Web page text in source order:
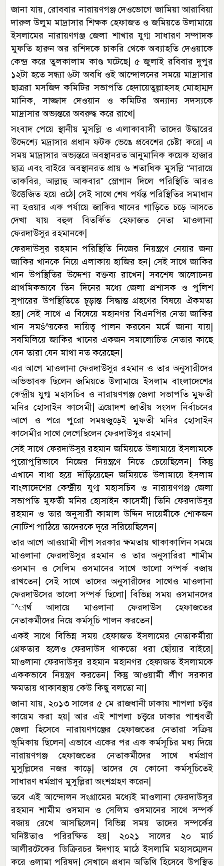
জানা যায়, রোববার নারায়ণগঞ্জ দেওভোগে জামিয়া আরাবিয়া
দারুল উলুম মাদ্রাসার শিক্ষক হেফাজত ও জমিয়তে উলামায়ে
ইসলামের নারায়ণগঞ্জ জেলা শাখার যুগ্ম সাধারণ সম্পাদক
মুফতি হারুন অর রশিদকে চাকরি থেকে অব্যাহতি দেওয়াকে
কেন্দ্র করে তুলকালাম কাণ্ড ঘটেছে| ৫ জুলাই রবিবার দুপুর
১২টা হতে সন্ধ্যা ৬টা অবধি ওই আন্দোলনের সময়ে মাদ্রাসার
ছাত্ররা মসজিদ কমিটির সভাপতি হেদায়েতুল্লাহসহ মোহাম্মদ
মানিক, সাজ্জাদ দেওয়ান ও কমিটির অন্যান্য সদস্যকে
মাদ্রাসার অভ্যন্তরে অবরুদ্ধ করে রাখে|
সংবাদ পেয়ে স্থানীয় মুসল্লি ও এলাকাবাসী তাদের উদ্ধারের
উদ্দেশ্যে মদ্রাসার প্রধান ফটক ভেঙে প্রবেশের চেষ্টা করে| এ
সময় মাদ্রাসার অভ্যন্তরে অবস্থানরত আনুমানিক কয়েক হাজার
ছাত্র এবং বাইরে অবস্থানরত প্রায় ৬ শতাধিক মুসল্লি “নারায়ে
তাকবির, আল্লাহু আকবার” স্লোগান দিলে পরিস্থিতি আরও
উত্তেজিত হয়ে ওঠে| সেই সাথে শেষ পর্যন্ত পরিস্থিতির সমাধান
না হওয়ার এক পর্যায়ে জাকির খানের গাড়িতে চড়ে আসতে
দেখা যায় বহুল বিতর্কিত হেফাজত নেতা মাওলানা
ফেরদাউসুর রহমানকে|
ফেরদাউসুর রহমান পরিস্থিতি নিজের নিয়ন্ত্রণে নেয়ার জন্য
জাকির খানকে নিয়ে এলাকায় হাজির হন| সেই সাথে জাকির
খান উপস্থিতির উদ্দেশ্য বক্তব্য রাখেন| সবশেষ আলোচনয়
প্রাথমিকভাবে তিন দিনের মধ্যে জেলা প্রশাসক ও পুলিশ
সুপারের উপস্থিতিতে চূড়ান্ত সিদ্ধান্ত গ্রহণের বিষয়ে ঐকমত্য
হয়| সেই সাথে এ বিষেয়ে মহানগর বিএনপির নেতা জাকির
খান সমš^য়কের দায়িত্ব পালন করবেন মর্মে জানা যায়|
সবমিলিয়ে জাকির খানের একজন সমালোচিত নেতার কাছে
যেন তারা যেন মাথা নত করেছেন|
এর আগে মাওলানা ফেরদাউসুর রহমান ও তার অনুসারীদের
অভিভাবক ছিলেন জমিয়তে উলামায়ে ইসলাম বাংলাদেশের
কেন্দ্রীয় যুগ্ম মহাসচিব ও নারায়ণগঞ্জ জেলা সভাপতি মুফতী
মনির হোসাইন কাসেমী| ত্রয়োদশ জাতীয় সংসদ নির্বাচনের
আগে ও পরে পুরো সময়জুড়েই মুফতী মনির হোসাইন
কাসেমীর সাথে লেগেছিলেন ফেরদাউসুর রহমান|
সেই সাথে ফেরদাউসুর রহমান জমিয়তে উলামায়ে ইসলামকে
পুরোপুরিভাবে নিজের নিয়ন্ত্রণে নিতে চেয়েছিলেন| কিন্তু
এখানে বাধা হয়ে দাঁড়িয়েছেন জমিয়তে উলামায়ে ইসলাম
বাংলাদেশের কেন্দ্রীয় যুগ্ম মহাসচিব ও নারায়ণগঞ্জ জেলা
সভাপতি মুফতী মনির হোসাইন কাসেমী| তিনি ফেরদাউসুর
রহমান ও তার অনুসারী কামাল উদ্দিন দায়েমীকে শোকজন
নোটিশ পাঠিয়ে তাদেরকে দূরে সরিয়েছিলেন|
তার আগে আওয়ামী লীগ সরকার ক্ষমতায় থাকাকালিন সময়ে
মাওলানা ফেরদাউসুর রহমান ও তার অনুসারিরা শামীম
ওসমান ও সেলিম ওসমানের সাথে ভালো সম্পর্ক বজায়
রাখতেন| সেই সাথে তাদের অনুসারীদের সাথেও মাওলানা
ফেরদাউসের ভালো সম্পর্ক ছিলো| বিভিন্ন সময় ওসমানদের
¯^ার্থ আদায়ে মাওলানা ফেরদাউস হেফাজতের
নেতাকর্মীদের নিয়ে কর্মসূচি পালন করতেন|
একই সাথে বিভিন্ন সময় হেফাজত ইসলামের নেতাকর্মীরা
গ্রেফতার হলেও ফেরদাউস থাকতো ধরা ছোঁয়ার বাইরে|
মাওলানা ফেরদাউসুর রহমান মহানগর হেফাজত ইসলামকে
এককভাবে নিয়ন্ত্রণ করতেন| কিন্তু আওয়ামী লীগ সরকার
ক্ষমতায় থাকাবস্থায় কেউ কিছু বলতো না|
জানা যায়, ২০১৩ সালের ৫ মে রাজধানী ঢাকায় শাপলা চত্ত্বর
কায়েম করা হয়| আর এই শাপলা চত্ত্বরে ঢাকার পাশ্ববর্তী
জেলা হিসেবে নারায়ণগঞ্জের হেফাজতের নেতারা সক্রিয়
ভূমিকায় ছিলেন| এভাবে একের পর এক কর্মসূচির মধ্য দিয়ে
নারায়ণগঞ্জ হেফাজতের নেতাকর্মীদের সাথে ধর্মপ্রাণ
মুসুল্লিদের নজর কাড়ে| তাদের যে কোনো কর্মসূচিতেই
সাধারণ ধর্মপ্রাণ মুসুল্লিরা অংশগ্রহণ করেন|
তবে এই আন্দোলন সংগ্রামের মধ্যেই মাওলানা ফেরদাউসুর
রহমান শামীম ওসমান ও সেলিম ওসমানের সাথে সম্পর্ক
বজায় রেখে আসছিলেন| বিভিন্ন সময় তাদের সম্পর্কের
ঘনিষ্টতাও পরিরক্ষিত হয়| ২০২১ সালের ২০ মার্চ
আলীরটেকের ডিক্রিরচর ঈদগাহ মাঠে ইসলামি মহাসম্মেলন
করে ওলামা পরিষদ| সেখানে প্রধান অতিথি হিসেবে উপস্থিত